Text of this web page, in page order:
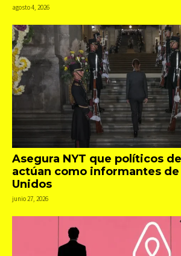
agosto 4, 2026
Asegura NYT que políticos
actúan como informantes de
Unidos
junio 27, 2026